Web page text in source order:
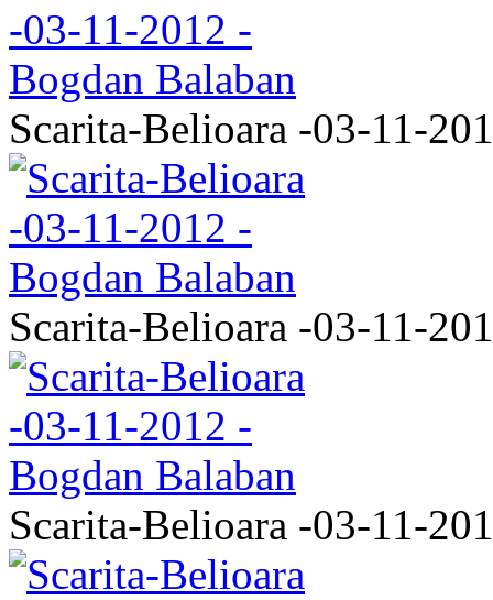
Scarita-Belioara -03-11-
Scarita-Belioara -03-11-
Scarita-Belioara -03-11-